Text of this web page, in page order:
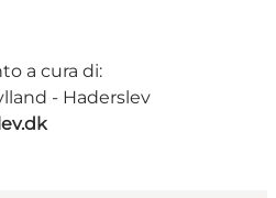
a cura di:
- Haderslev